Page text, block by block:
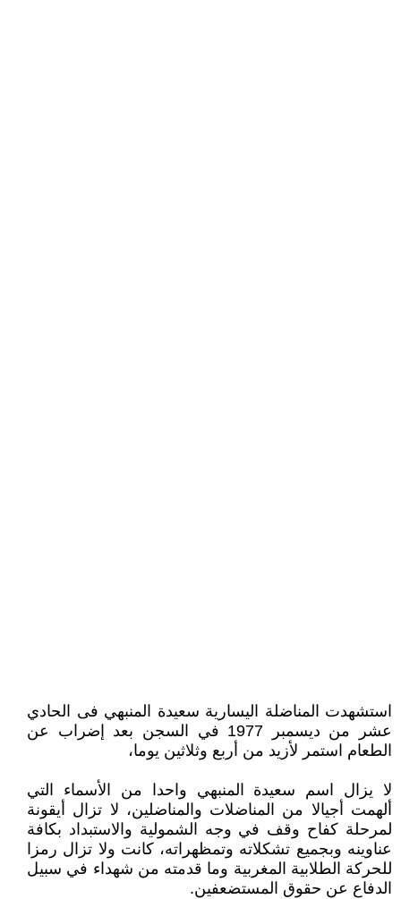
استشهدت المناضلة اليسارية سعيدة المنبهي فى الحادي
عشر من ديسمبر 1977 في السجن بعد إضراب عن
الطعام استمر لأزيد من أربع وثلاثين يوما،
لا يزال اسم سعيدة المنبهي واحدا من الأسماء التي
ألهمت أجيالا من المناضلات والمناضلين، لا تزال أيقونة
لمرحلة كفاح وقف في وجه الشمولية والاستبداد بكافة
عناوينه وبجميع تشكلاته وتمظهراته، كانت ولا تزال رمزا
للحركة الطلابية المغربية وما قدمته من شهداء في سبيل
الدفاع عن حقوق المستضعفين.